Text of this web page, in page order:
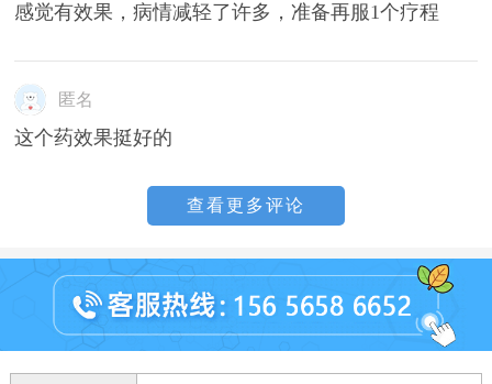
感觉有效果，病情减轻了许多，准备再服1个疗程
匿名
这个药效果挺好的
查看更多评论